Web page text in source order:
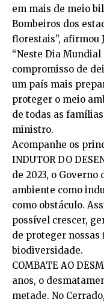
em mais de meio
Bombeiros dos
florestais”, afirmou
“Neste Dia
compromisso de
um país mais
proteger o meio
de todas as
ministro.
Acompanhe os
INDUTOR DO
de 2023, o
ambiente como
como obstáculo.
possível crescer,
de proteger nossas
biodiversidade.
COMBATE AO
anos, o
metade. No